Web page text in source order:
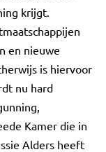
krijgt.
en nieuwe
is hiervoor
nu hard
Kamer die in
Alders heeft